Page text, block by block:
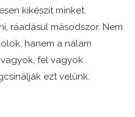
kikészít minket.
ráadásul másodszor. Nem
hanem a nálam
fel vagyok
ezt velünk.